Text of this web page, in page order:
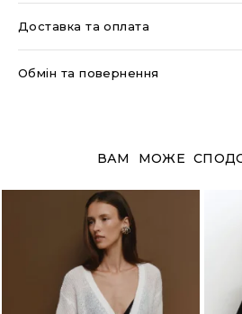
Доставка та оплата
Обмін та повернення
ВАМ МОЖЕ